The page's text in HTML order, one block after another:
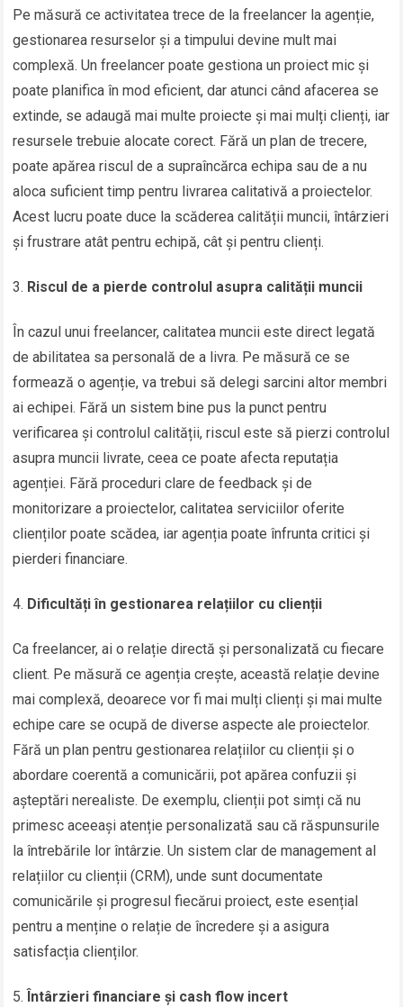
Pe măsură ce activitatea trece de la freelancer la agenție,
gestionarea resurselor și a timpului devine mult mai
complexă. Un freelancer poate gestiona un proiect mic și
poate planifica în mod eficient, dar atunci când afacerea se
extinde, se adaugă mai multe proiecte și mai mulți clienți, iar
resursele trebuie alocate corect. Fără un plan de trecere,
poate apărea riscul de a supraîncărca echipa sau de a nu
aloca suficient timp pentru livrarea calitativă a proiectelor.
Acest lucru poate duce la scăderea calității muncii, întârzieri
și frustrare atât pentru echipă, cât și pentru clienți.
Riscul de a pierde controlul asupra calității muncii
În cazul unui freelancer, calitatea muncii este direct legată
de abilitatea sa personală de a livra. Pe măsură ce se
formează o agenție, va trebui să delegi sarcini altor membri
ai echipei. Fără un sistem bine pus la punct pentru
verificarea și controlul calității, riscul este să pierzi controlul
asupra muncii livrate, ceea ce poate afecta reputația
agenției. Fără proceduri clare de feedback și de
monitorizare a proiectelor, calitatea serviciilor oferite
clienților poate scădea, iar agenția poate înfrunta critici și
pierderi financiare.
Dificultăți în gestionarea relațiilor cu clienții
Ca freelancer, ai o relație directă și personalizată cu fiecare
client. Pe măsură ce agenția crește, această relație devine
mai complexă, deoarece vor fi mai mulți clienți și mai multe
echipe care se ocupă de diverse aspecte ale proiectelor.
Fără un plan pentru gestionarea relațiilor cu clienții și o
abordare coerentă a comunicării, pot apărea confuzii și
așteptări nerealiste. De exemplu, clienții pot simți că nu
primesc aceeași atenție personalizată sau că răspunsurile
la întrebările lor întârzie. Un sistem clar de management al
relațiilor cu clienții (CRM), unde sunt documentate
comunicările și progresul fiecărui proiect, este esențial
pentru a menține o relație de încredere și a asigura
satisfacția clienților.
Întârzieri financiare și cash flow incert